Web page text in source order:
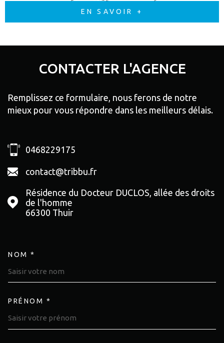
EN SAVOIR +
CONTACTER L'AGENCE
Remplissez ce formulaire, nous ferons de notre
mieux pour vous répondre dans les meilleurs délais.
0468229175
contact@tribbu.fr
Résidence du Docteur DUCLOS, allée des droits
de l'homme
66300
Thuir
NOM *
PRÉNOM *